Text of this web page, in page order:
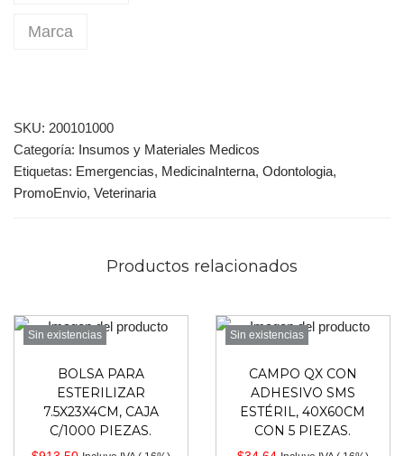
Marca
SKU: 200101000
Categoría: Insumos y Materiales Medicos
Etiquetas: Emergencias, MedicinaInterna, Odontologia,
PromoEnvio, Veterinaria
Productos relacionados
Sin existencias
BOLSA PARA
ESTERILIZAR
7.5X23X4CM, CAJA
C/1000 PIEZAS.
Sin existencias
CAMPO QX CON
ADHESIVO SMS
ESTÉRIL, 40X60CM
CON 5 PIEZAS.